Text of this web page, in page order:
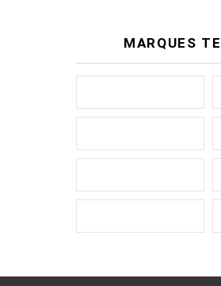
MARQUES